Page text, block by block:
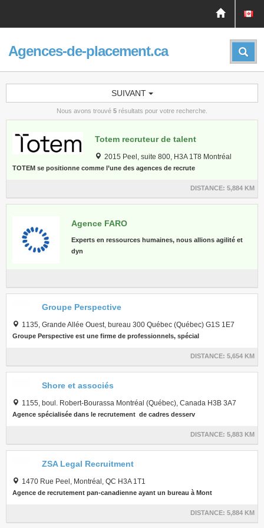
Agences-de-placement.ca
SUIVANT
Nous avons trouvé 5 résultats pour votre recherche.
Totem recruteur de talent
2015 Peel, suite 800, H3A 1T8 Montréal
TOTEM se positionne comme l’une des agences de recrute
DISTANCE: 5,884 KM
Agence FARO
Experts en ressources humaines, nous allions agilité et
dyn
Groupe Perspective
1135, Grande Allée Ouest, bureau 300 Québec (Québec) G1S 1E7
Groupe Perspective est une firme de professionnels, spécial
DISTANCE: 5,654 KM
Shore et associés
1155, boul. Robert-Bourassa Montréal (Québec), Canada H3B 3A7
Agence spécialisée dans le recrutement de cadres desserv
DISTANCE: 5,883 KM
ZSA Legal Recruitment
1470 Rue Peel, Montréal, QC H3A 1T1
Agence de recrutement pan-canadienne ayant un bureau à Mont
DISTANCE: 5,884 KM